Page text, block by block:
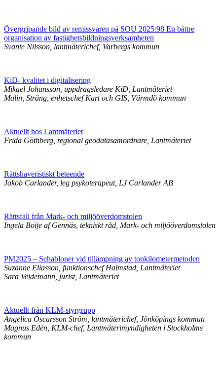
Övergripande bild av remissvaren på SOU 2025:98 En bättre
organisation av fastighetsbildningsverksamheten
Svante Nilsson, lantmäterichef, Varbergs kommun
KiD- kvalitet i digitalisering
Mikael Johansson, uppdragsledare KiD, Lantmäteriet
Malin, Sträng, enhetschef Kart och GIS, Värmdö kommun
Aktuellt hos Lantmäteriet
Frida Göthberg, regional geodatasamordnare, Lantmäteriet
Rättshaveristiskt beteende
Jakob Carlander, leg psykoterapeut, LJ Carlander AB
Rättsfall från Mark- och miljööverdomstolen
Ingela Boije af Gennäs, tekniskt råd, Mark- och miljööverdomstolen
PM2025 – Schabloner vid tillämpning av tonkilometermetoden
Suzanne Eliasson, funktionschef Halmstad, Lantmäteriet
Sara Veidemann, jurist, Lantmäteriet
Aktuellt från KLM-styrgrupp
Angelica Oscarsson Ström, lantmäterichef, Jönköpings kommun
Magnus Edén, KLM-chef, Lantmäterimyndigheten i Stockholms
kommun